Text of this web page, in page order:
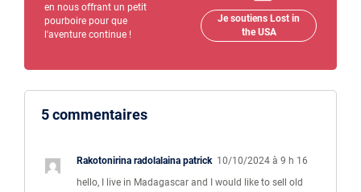
en nous offrant un petit
pourboire pour que
l'aventure continue !
Je soutiens Lost in
the USA
5 commentaires
Rakotonirina radolalaina patrick 10/10/2024 à 9 h 16
hello, I live in Madagascar and I would like to sell old